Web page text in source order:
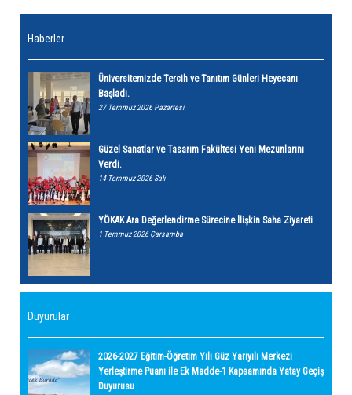
Haberler
Üniversitemizde Tercih ve Tanıtım Günleri Heyecanı
Başladı.
27 Temmuz 2026 Pazartesi
Güzel Sanatlar ve Tasarım Fakültesi Yeni Mezunlarını
Verdi.
14 Temmuz 2026 Salı
YÖKAK Ara Değerlendirme Sürecine İlişkin Saha Ziyareti
1 Temmuz 2026 Çarşamba
Duyurular
2026-2027 Eğitim-Öğretim Yılı Güz Yarıyılı Merkezi
Yerleştirme Puanı ile Ek Madde-1 Kapsamında Yatay Geçiş
Duyurusu